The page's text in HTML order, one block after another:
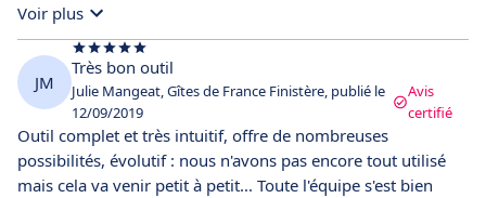
Parmi les avantages : modules d'automatisation des
processus et de gestion des tâches intuitifs, avec l’appli
mobile on a de meilleurs temps de réponse et un meilleur
service aux clients, le CRM est super personnalisable.Par
contre, la diversité des modules exige une formation pour
certains utilisateurs.
Voir plus
JM
Très bon outil
Julie Mangeat, Gîtes de France Finistère, publié le
12/09/2019
Avis
certifié
Outil complet et très intuitif, offre de nombreuses
possibilités, évolutif : nous n'avons pas encore tout utilisé
mais cela va venir petit à petit... Toute l'équipe s'est bien